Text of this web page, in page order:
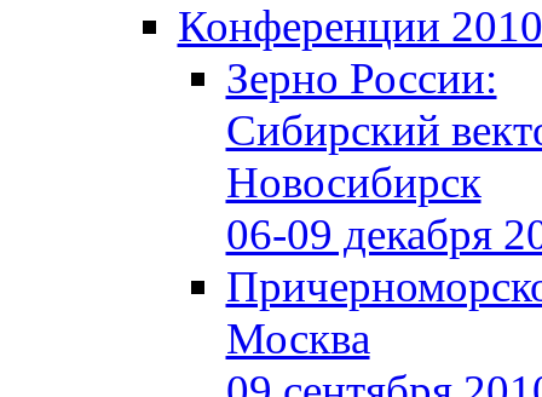
Конференции 2010
Зерно России:
Сибирский
Новосибирск
06-09 декабря
Москва